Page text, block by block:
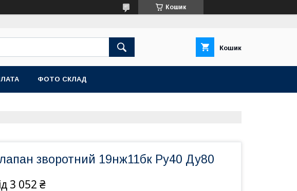
Кошик
Кошик
ФОТО СКЛАД
зворотний 19нж11бк Ру40 Ду80
3 052 ₴